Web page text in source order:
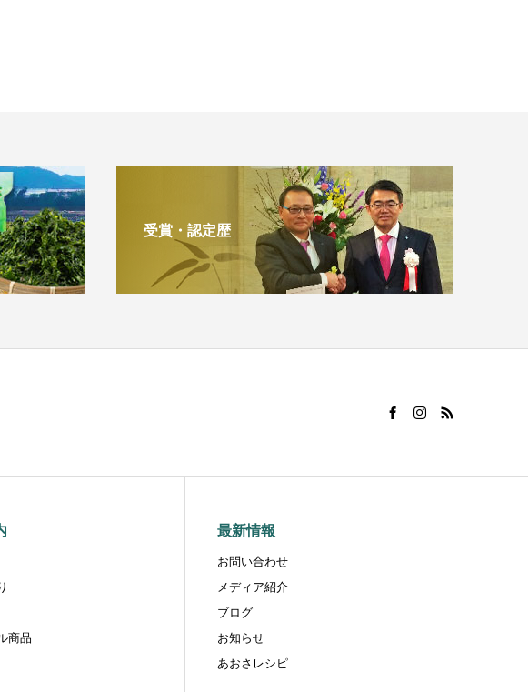
受賞・認定歴
商品
最新情報
お問い合わせ
メディア紹介
ブログ
お知らせ
あおさレシピ